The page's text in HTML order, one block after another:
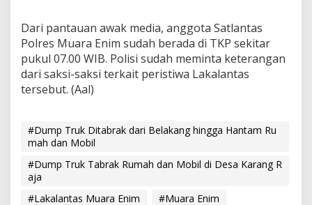
Dari pantauan awak media, anggota Satlantas
Polres Muara Enim sudah berada di TKP sekitar
pukul 07.00 WIB. Polisi sudah meminta keterangan
dari saksi-saksi terkait peristiwa Lakalantas
tersebut. (Aal)
#Dump Truk Ditabrak dari Belakang hingga Hantam Ru
mah dan Mobil
#Dump Truk Tabrak Rumah dan Mobil di Desa Karang R
aja
#Lakalantas Muara Enim
#Muara Enim